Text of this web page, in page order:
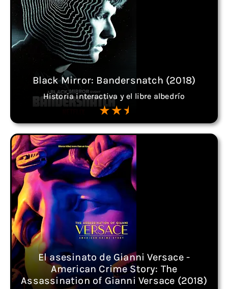
Black Mirror: Bandersnatch (2018)
Historia interactiva y el libre albedrío
El asesinato de Gianni Versace -
American Crime Story: The
Assassination of Gianni Versace (2018)